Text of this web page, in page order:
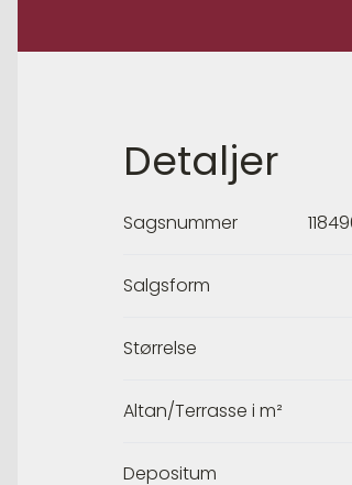
Detaljer
Sagsnummer
Salgsform
Størrelse
Altan/Terrasse i m²
Depositum